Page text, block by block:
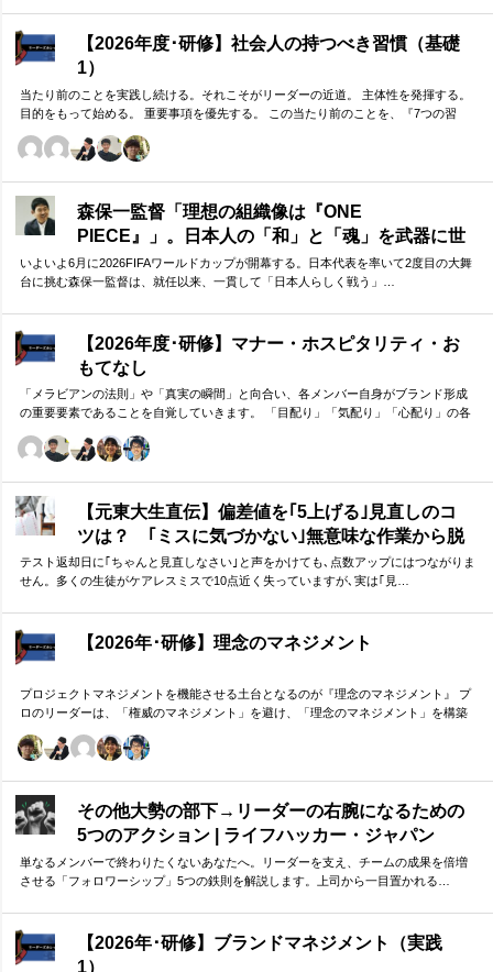
【2026年度･研修】社会人の持つべき習慣（基礎
1）
当たり前のことを実践し続ける。それこそがリーダーの近道。 主体性を発揮する。
目的をもって始める。 重要事項を優先する。 この当たり前のことを、『7つの習
バーのための研修です。
森保一監督「理想の組織像は『ONE
PIECE』」。日本人の「和」と「魂」を武器に世
界へ挑む①
いよいよ6月に2026FIFAワールドカップが開幕する。日本代表を率いて2度目の大舞
台に挑む森保一監督は、就任以来、一貫して「日本人らしく戦う」…
【2026年度･研修】マナー・ホスピタリティ・お
もてなし
「メラビアンの法則」や「真実の瞬間」と向合い、各メンバー自身がブランド形成
の重要要素であることを自覚していきます。 「目配り」「気配り」「心配り」の各
について研究。 「マニュアル」「サービス」を理解・実践するのは当然。 「ホスピ
【元東大生直伝】偏差値を｢5上げる｣見直しのコ
ツは？ ｢ミスに気づかない｣無意味な作業から脱
却を…カギは試験"前"
テスト返却日に｢ちゃんと見直しなさい｣と声をかけても､点数アップにはつながりま
せん。多くの生徒がケアレスミスで10点近く失っていますが､実は｢見…
【2026年･研修】理念のマネジメント
プロジェクトマネジメントを機能させる土台となるのが『理念のマネジメント』 プ
ロのリーダーは、「権威のマネジメント」を避け、「理念のマネジメント」を構築
に尊重する文化を構築したいリーダーのための研修です。
その他大勢の部下→リーダーの右腕になるための
5つのアクション | ライフハッカー・ジャパン
単なるメンバーで終わりたくないあなたへ。リーダーを支え、チームの成果を倍増
させる「フォロワーシップ」5つの鉄則を解説します。上司から一目置かれる…
【2026年･研修】ブランドマネジメント（実践
1）